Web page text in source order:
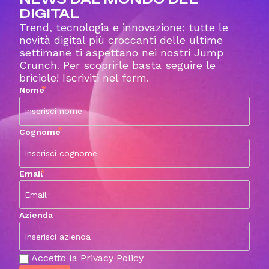
DIGITAL
Trend, tecnologia e innovazione: tutte le
novità digital più croccanti delle ultime
settimane ti aspettano nei nostri Jump
Crunch. Per scoprirle basta seguire le
briciole! Iscriviti nel form.
Nome*
Cognome*
Email*
Azienda
Accetto la Privacy Policy